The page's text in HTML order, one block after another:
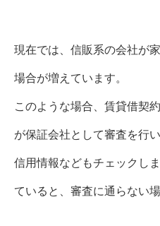
現在では、信販系の会社が
場合が増えています。
このような場合、賃貸借契
が保証会社として審査を行
信用情報などもチェックし
ていると、審査に通らない